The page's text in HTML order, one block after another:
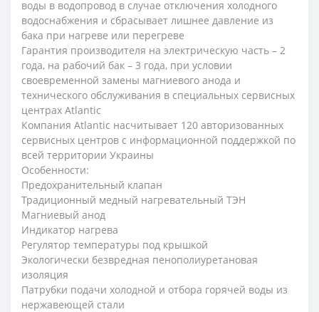
воды в водопровод в случае отключения холодного
водоснабжения и сбрасывает лишнее давление из
бака при нагреве или перегреве
Гарантия производителя на электрическую часть – 2
года, на рабочий бак – 3 года, при условии
своевременной замены магниевого анода и
технического обслуживания в специальных сервисных
центрах Atlantic
Компания Atlantic насчитывает 120 авторизованных
сервисных центров с информационной поддержкой по
всей территории Украины
Особенности:
Предохранительный клапан
Традиционный медный нагревательный ТЭН
Магниевый анод
Индикатор нагрева
Регулятор температуры под крышкой
Экологически безвредная пенополиуретановая
изоляция
Патрубки подачи холодной и отбора горячей воды из
нержавеющей стали